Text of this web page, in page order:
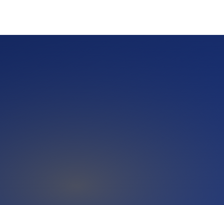
wie 'Welche guten Anbieter gibt es in Kreuzberg'